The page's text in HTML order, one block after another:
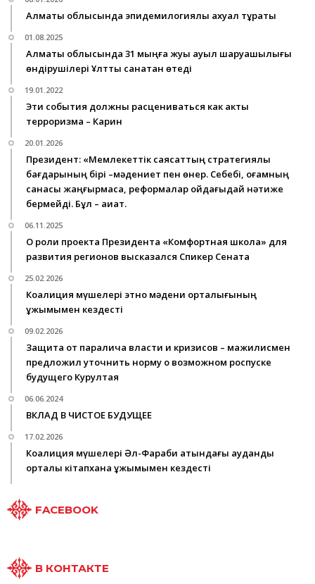
Алматы облысында эпидемилогиялық ахуал тұрақты
01.08.2025
Алматы облысында 31 мыңға жуық ауыл шаруашылығы
өндірушілері Ұлттық санақтан өтеді
19.01.2022
Эти события должны расцениваться как акты
терроризма – Карин
20.01.2026
Президент: «Мемлекеттік саясаттың стратегиялық
бағдарының бірі –мәдениет пен өнер. Себебі, қоғамның
санасы жаңғырмаса, реформалар ойдағыдай нәтиже
бермейді. Бұл – ақиқат.
06.11.2025
О роли проекта Президента «Комфортная школа» для
развития регионов высказался Спикер Сената
25.02.2026
Коалиция мүшелері этно мәдени орталығының
ұжымымен кездесті
09.02.2026
Защита от паралича власти и кризисов – мажилисмен
предложил уточнить норму о возможном роспуске
будущего Курултая
06.06.2024
ВКЛАД В ЧИСТОЕ БУДУЩЕЕ
17.02.2026
Коалиция мүшелері Әл-Фараби атындағы аудандық
орталық кітапхана ұжымымен кездесті
FACEBOOK
В КОНТАКТЕ